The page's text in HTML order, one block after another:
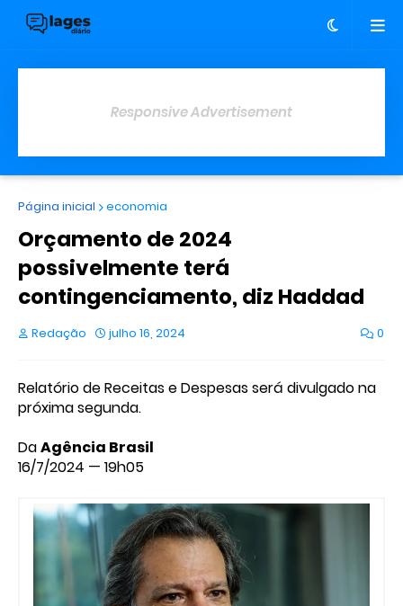
Responsive Advertisement
Página inicial economia
Orçamento de 2024
possivelmente terá
contingenciamento, diz Haddad
Redação julho 16, 2024 0
Relatório de Receitas e Despesas será divulgado na
próxima segunda.
DaAgência Brasil
16/7/2024 — 19h05